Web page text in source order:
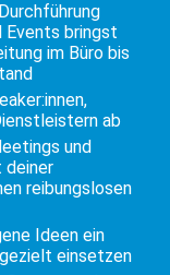
Events bringst
im Büro bis
ab
und
deiner
reibungslosen
Ideen ein
einsetzen